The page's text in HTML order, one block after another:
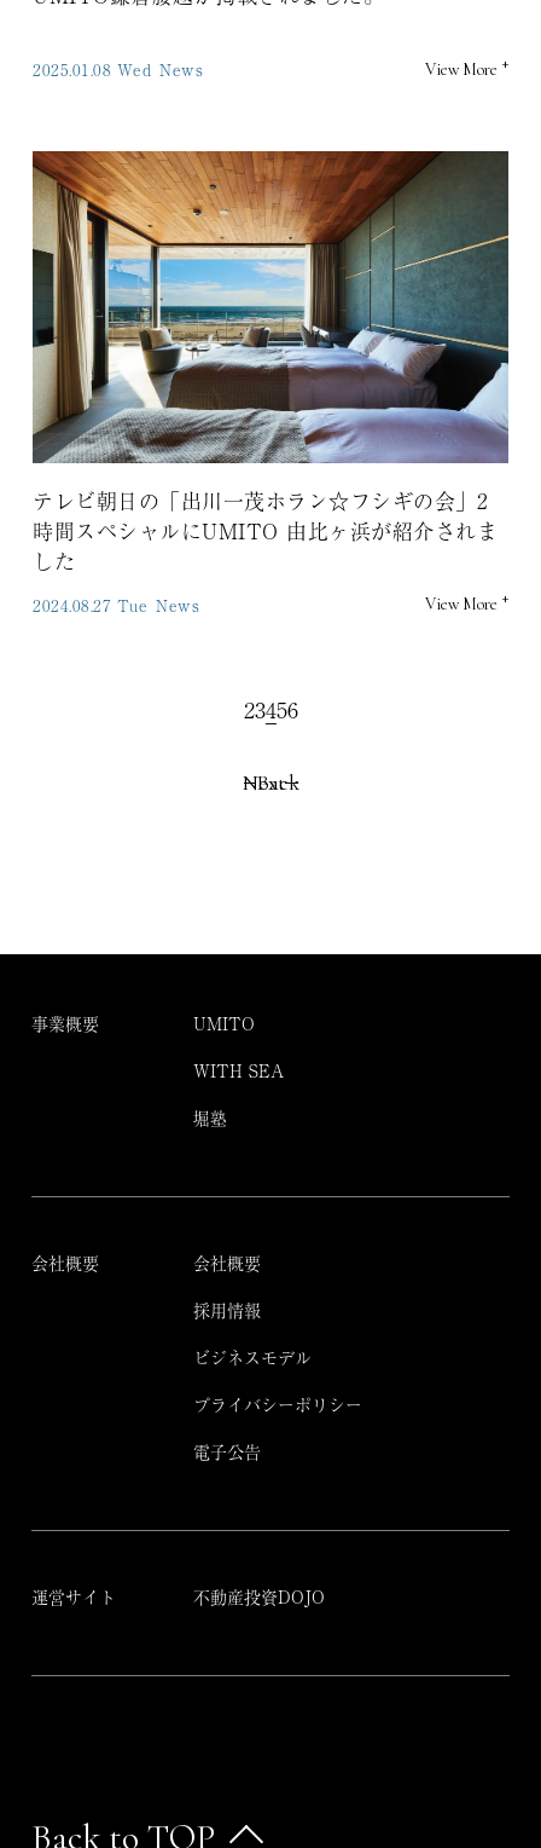
2025.01.08 Wed News View More +
テレビ朝日の「出川一茂ホラン☆フシギの会」2
時間スペシャルにUMITO 由比ヶ浜が紹介されま
した
2024.08.27 Tue News View More +
Back
23456
Next
事業概要
UMITO
WITH SEA
堀塾
会社概要
会社概要
採用情報
ビジネスモデル
プライバシーポリシー
電子公告
運営サイト 不動産投資DOJO
Back to TOP